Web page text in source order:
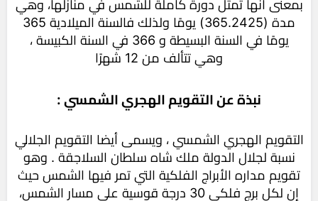
بمعنى أنها تمثل دورة كاملة للشمس في منازلها، وهي
مدة (365.2425) يومًا ولذلك فالسنة الميلادية 365
يومًا في السنة البسيطة و 366 في السنة الكبيسة ،
وهي تتألف من 12 شهرًا
نبذة عن التقويم الهجري الشمسي :
التقويم الهجري الشمسي ، ويسمى أيضا التقويم الجلالي
نسبة لجلال الدولة ملك شاه سلطان السلاجقة . وهو
تقويم مداره الأبراج الفلكية التي تمر فيها الشمس حيث
إن لكل برج فلكي 30 درجة قوسیة على مسار الشمس،